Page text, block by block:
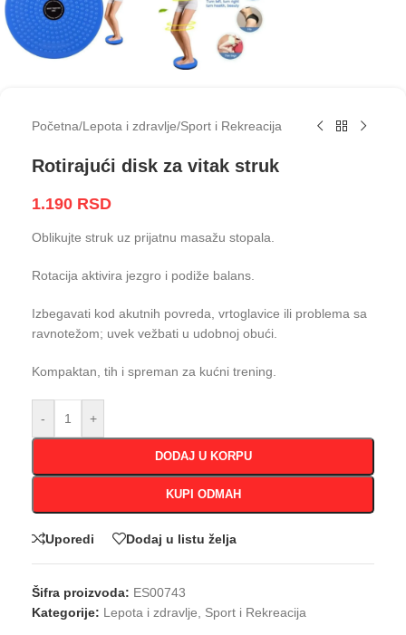
Početna/Lepota i zdravlje/Sport i Rekreacija
Rotirajući disk za vitak struk
1.190 RSD
Oblikujte struk uz prijatnu masažu stopala.
Rotacija aktivira jezgro i podiže balans.
Izbegavati kod akutnih povreda, vrtoglavice ili problema sa
ravnotežom; uvek vežbati u udobnoj obući.
Kompaktan, tih i spreman za kućni trening.
- +
DODAJ U KORPU
KUPI ODMAH
Uporedi Dodaj u listu želja
Šifra proizvoda: ES00743
Kategorije: Lepota i zdravlje, Sport i Rekreacija